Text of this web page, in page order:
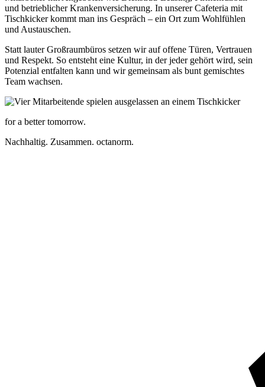
und betrieblicher Krankenversicherung. In unserer Cafeteria mit
Tischkicker kommt man ins Gespräch – ein Ort zum Wohlfühlen
und Austauschen.
Statt lauter Großraumbüros setzen wir auf offene Türen, Vertrauen
und Respekt. So entsteht eine Kultur, in der jeder gehört wird, sein
Potenzial entfalten kann und wir gemeinsam als bunt gemischtes
Team wachsen.
for a better tomorrow.
Nachhaltig. Zusammen. octanorm.